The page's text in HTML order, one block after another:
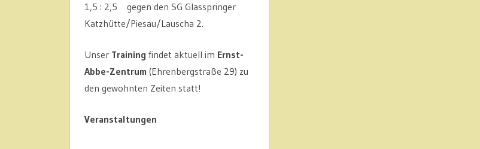
1,5 : 2,5 gegen den SG Glasspringer
Katzhütte/Piesau/Lauscha 2.
Unser Training findet aktuell im Ernst-
Abbe-Zentrum (Ehrenbergstraße 29) zu
den gewohnten Zeiten statt!
Veranstaltungen